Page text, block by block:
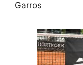
Garros